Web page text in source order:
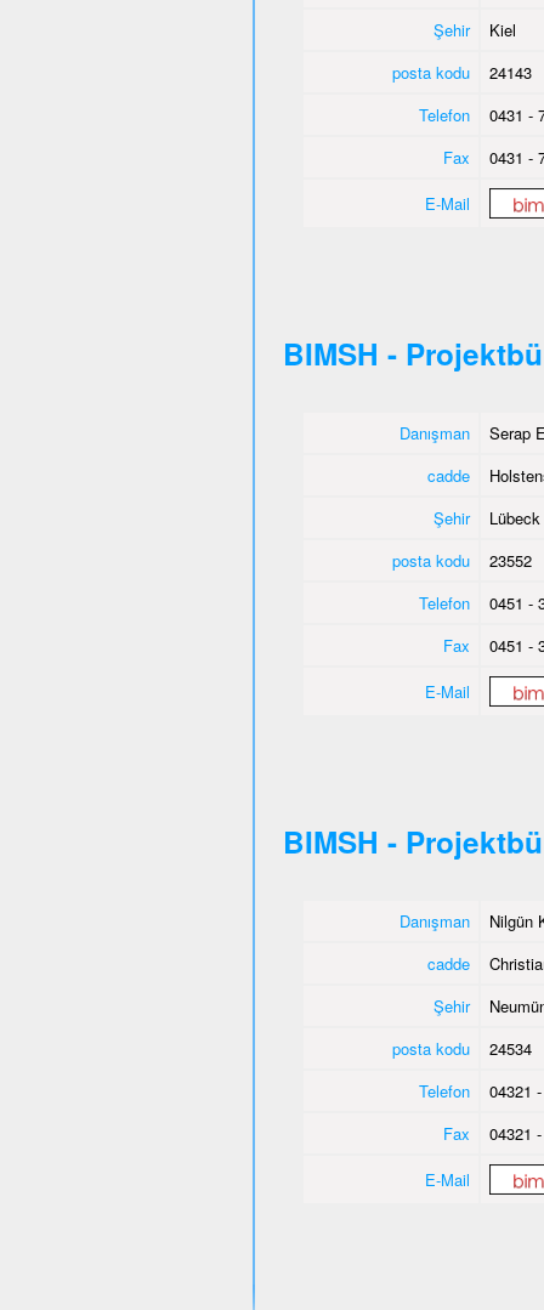
Şehir
Kiel
posta kodu
24143
Telefon
0431 -
Fax
0431 -
E-Mail
BIMSH -
Danışman
Serap
cadde
Şehir
Lübeck
posta kodu
23552
Telefon
0451 -
Fax
0451 -
E-Mail
BIMSH -
Danışman
Nilgün
cadde
Şehir
posta kodu
24534
Telefon
04321
Fax
04321
E-Mail